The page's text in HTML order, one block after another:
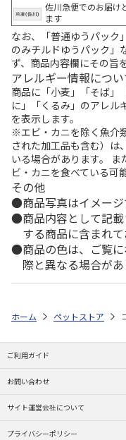
佐川急便でのお届け
ます
なお、「普通ゆうパック
のみチルドゆうパック」
ず、商品内容欄にその旨
アレルギー情報につい
商品に「小麦」「そば」
に」「くるみ」のアレル
を表示します。
※エビ・カニを除く魚介
された加工品も含む）は
いる場合があります。
ビ・カニを食べている可
その他
商品写真はイメージ
商品内容として記
する商品に含まれて
商品の色は、ご覧
際と異なる場合があ
ホーム ペットストア
ご利用ガイド
お問い合わせ
サイト運営会社について
プライバシーポリシー